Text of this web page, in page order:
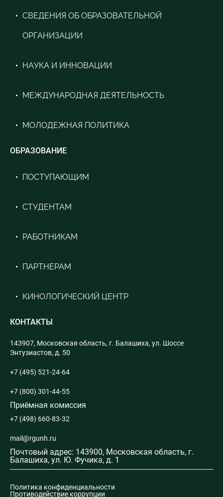
СВЕДЕНИЯ ОБ ОБРАЗОВАТЕЛЬНОЙ
ОРГАНИЗАЦИИ
НАУКА И ИННОВАЦИИ
МЕЖДУНАРОДНАЯ ДЕЯТЕЛЬНОСТЬ
МОЛОДЕЖНАЯ ПОЛИТИКА
ОБРАЗОВАНИЕ
ПОСТУПАЮЩИМ
СТУДЕНТАМ
РАБОТНИКАМ
ПАРТНЕРАМ
КИНОЛОГИЧЕСКИЙ ЦЕНТР
КОНТАКТЫ
143907, Московская область, г. Балашиха, ул. Шоссе
Энтузиастов, д. 50
+7 (495) 521-24-64
+7 (800) 301-44-55
Приёмная комиссия
+7 (498) 660-83-32
mail@rgunh.ru
Почтовый адрес: 143900, Московская область, г.
Балашиха, ул. Ю. Фучика, д. 1
Политика конфиденциальности
Противодействие коррупции